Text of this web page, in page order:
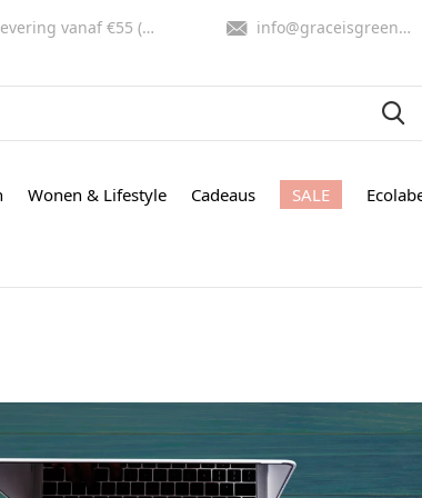
Wonen & Lifestyle Cadeaus SALE
vanaf €55 (NL, BE) info@graceisgreen.com